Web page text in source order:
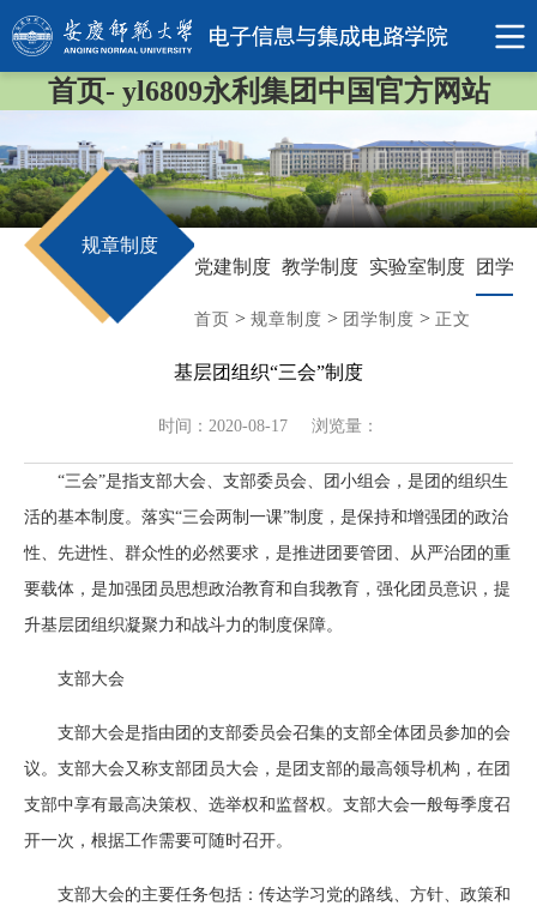
首页- yl6809永利集团中国官方网站
规章制度
党建制度 教学制度 实验室制度 团学
首页 > 规章制度 > 团学制度 > 正文
基层团组织“三会”制度
时间：2020-08-17 浏览量：
“三会”是指支部大会、支部委员会、团小组会，是团的组织生
活的基本制度。落实“三会两制一课”制度，是保持和增强团的政治
性、先进性、群众性的必然要求，是推进团要管团、从严治团的重
要载体，是加强团员思想政治教育和自我教育，强化团员意识，提
升基层团组织凝聚力和战斗力的制度保障。
支部大会
支部大会是指由团的支部委员会召集的支部全体团员参加的会
议。支部大会又称支部团员大会，是团支部的最高领导机构，在团
支部中享有最高决策权、选举权和监督权。支部大会一般每季度召
开一次，根据工作需要可随时召开。
支部大会的主要任务包括：传达学习党的路线、方针、政策和